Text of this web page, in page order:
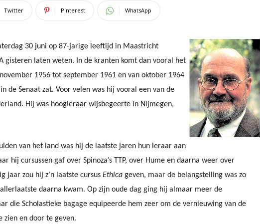
Twitter Pinterest WhatsApp
30 juni op 87-jarige leeftijd in Maastricht
gisteren laten weten. In de kranten komt dan vooral het
1956 tot september 1961 en van oktober 1964
de Senaat zat. Voor velen was hij vooral een van de
Hij was hoogleraar wijsbegeerte in Nijmegen,
van het land was hij de laatste jaren hun leraar aan
hij cursussen gaf over Spinoza’s TTP, over Hume en daarna weer over
jaar zou hij z’n laatste cursus Ethica geven, maar de belangstelling was zo
daarna kwam. Op zijn oude dag ging hij almaar meer de
die Scholastieke bagage equipeerde hem zeer om de vernieuwing van de
zien en door te geven.